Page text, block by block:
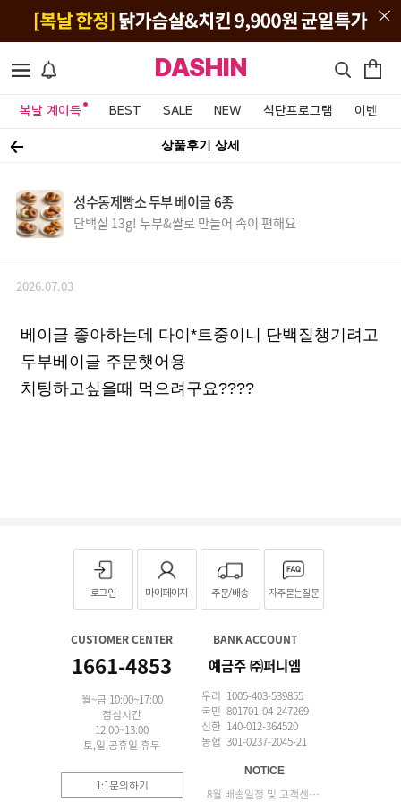
DASHIN
복날 계이득 BEST SALE NEW 식단프로그램 이벤트&
상품후기 상세
성수동제빵소 두부 베이글 6종
단백질 13g! 두부&쌀로 만들어 속이 편해요
2026.07.03
베이글 좋아하는데 다이*트중이니 단백질챙기려고
두부베이글 주문햇어용
치팅하고싶을때 먹으려구요????
로그인 마이페이지 주문/배송 자주묻는질문
CUSTOMER CENTER
1661-4853
월~금 10:00~17:00
점심시간
12:00~13:00
토,일,공휴일 휴무
1:1문의하기
BANK ACCOUNT
예금주 ㈜퍼니엠
우리 1005-403-539855
국민 801701-04-247269
신한 140-012-364520
농협 301-0237-2045-21
NOTICE
8월 배송일정 및 고객센터 업무 안내